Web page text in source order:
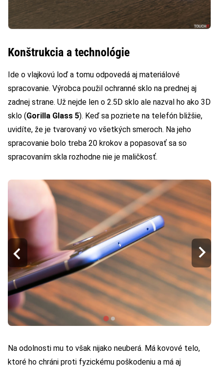
Konštrukcia a technológie
Ide o vlajkovú loď a tomu odpovedá aj materiálové
spracovanie. Výrobca použil ochranné sklo na prednej aj
zadnej strane. Už nejde len o 2.5D sklo ale nazval ho ako 3D
sklo (Gorilla Glass 5). Keď sa pozriete na telefón bližšie,
uvidíte, že je tvarovaný vo všetkých smeroch. Na jeho
spracovanie bolo treba 20 krokov a popasovať sa so
spracovaním skla rozhodne nie je maličkosť.
Na odolnosti mu to však nijako neuberá. Má kovové telo,
ktoré ho chráni proti fyzickému poškodeniu a má aj